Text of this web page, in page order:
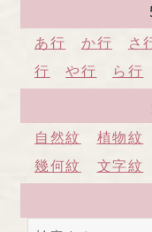
お問い
English
馬場染工
〒604-
西洞院通
あ行
か行 さ
行
や行 ら行
自然紋
植物紋
幾何紋
文字紋